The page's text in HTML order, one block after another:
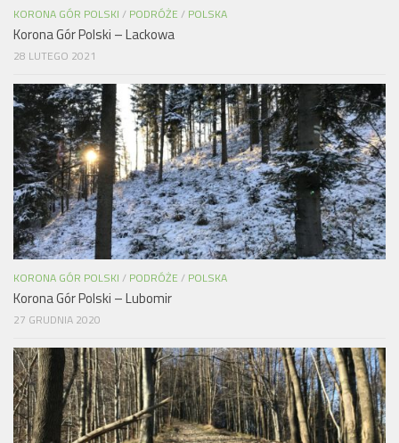
KORONA GÓR POLSKI / PODRÓŻE / POLSKA
Korona Gór Polski – Lackowa
28 LUTEGO 2021
KORONA GÓR POLSKI / PODRÓŻE / POLSKA
Korona Gór Polski – Lubomir
27 GRUDNIA 2020